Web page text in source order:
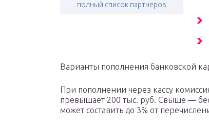
полный список партнеров
Варианты пополнения банковской
При пополнении через кассу
превышает 200 тыс. руб. Свыше —
может составить до 3% от